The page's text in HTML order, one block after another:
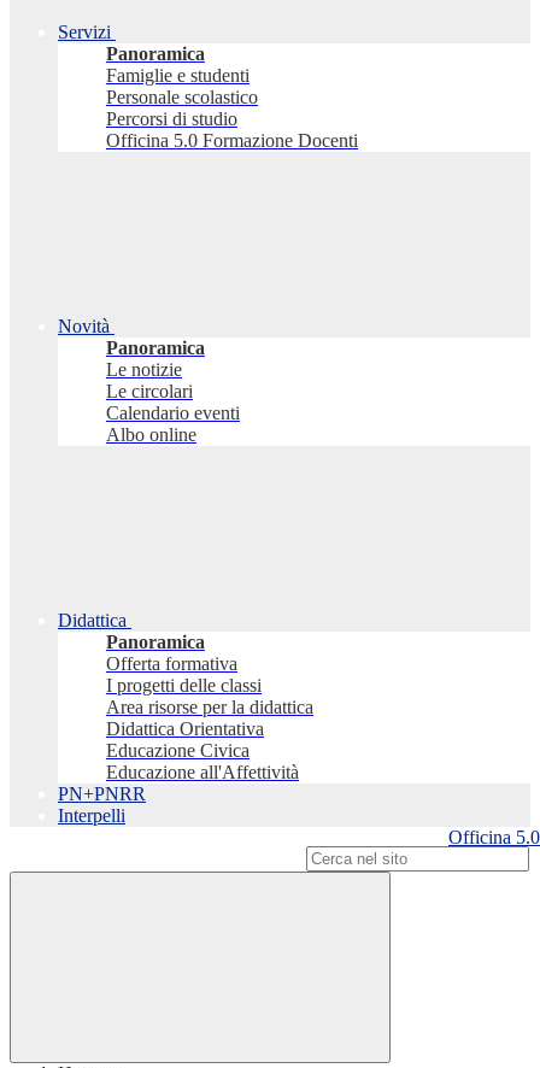
Servizi
Panoramica
Famiglie e studenti
Personale scolastico
Percorsi di studio
Officina 5.0 Formazione Docenti
Novità
Panoramica
Le notizie
Le circolari
Calendario eventi
Albo online
Didattica
Panoramica
Offerta formativa
I progetti delle classi
Area risorse per la didattica
Didattica Orientativa
Educazione Civica
Educazione all'Affettività
PN+PNRR
Interpelli
Officina 5.0